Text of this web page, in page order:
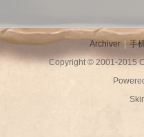
Archiver | 手
Copyright © 2001-2015